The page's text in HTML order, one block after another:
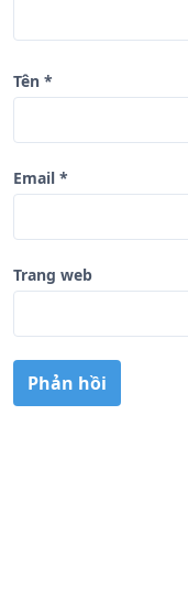
Tên *
Email *
Trang web